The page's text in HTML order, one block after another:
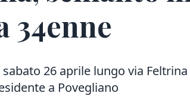
34enne
26 aprile lungo via
a Povegliano